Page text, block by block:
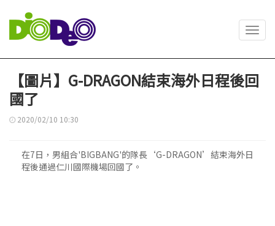
【圖片】G-DRAGON結束海外日程後回
國了
2020/02/10 10:30
在7日，男組合'BIGBANG'的隊長‘G-DRAGON’結束海外日
程後通過仁川國際機場回國了。